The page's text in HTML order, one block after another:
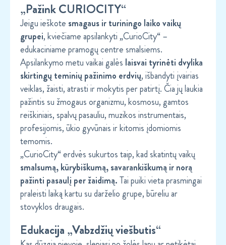
„Pažink CURIOCITY“
Jeigu ieškote smagaus ir turiningo laiko vaikų
grupei, kviečiame apsilankyti „CurioCity“ –
edukaciniame pramogų centre smalsiems.
Apsilankymo metu vaikai galės laisvai tyrinėti dvylika
skirtingų teminių pažinimo erdvių, išbandyti įvairias
veiklas, žaisti, atrasti ir mokytis per patirtį. Čia jų laukia
pažintis su žmogaus organizmu, kosmosu, gamtos
reiškiniais, spalvų pasauliu, muzikos instrumentais,
profesijomis, ūkio gyvūnais ir kitomis įdomiomis
temomis.
„CurioCity“ erdvės sukurtos taip, kad skatintų vaikų
smalsumą, kūrybiškumą, savarankiškumą ir norą
pažinti pasaulį per žaidimą.Tai puiki vieta prasmingai
praleisti laiką kartu su darželio grupe, būreliu ar
stovyklos draugais.
Edukacija „Vabzdžių viešbutis“